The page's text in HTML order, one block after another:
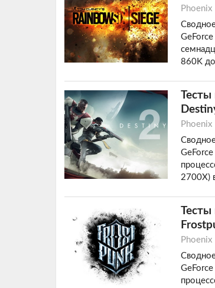
Phoenix
860K
Тесты
Phoenix
2700X)
Тесты
Phoenix